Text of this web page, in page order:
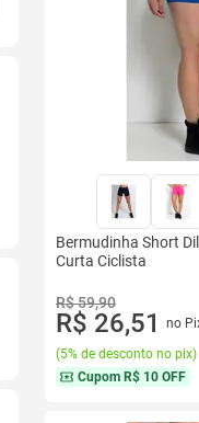
Bermudinha Short
Curta Ciclista
R$ 59,90
R$ 26,51
no
(5% de desconto no pix)
Cupom R$ 10 OFF